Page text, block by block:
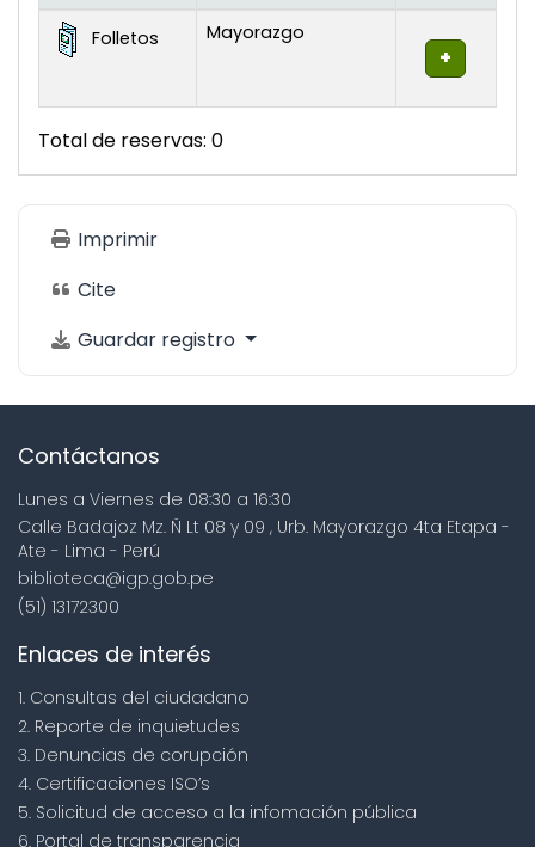
Existencias
Folletos Mayorazgo
Total de reservas: 0
Imprimir
Cite
Guardar registro
Contáctanos
Lunes a Viernes de 08:30 a 16:30
Calle Badajoz Mz. Ñ Lt 08 y 09 , Urb. Mayorazgo 4ta Etapa -
Ate - Lima - Perú
biblioteca@igp.gob.pe
(51) 13172300
Enlaces de interés
1. Consultas del ciudadano
2. Reporte de inquietudes
3. Denuncias de corupción
4. Certificaciones ISO’s
5. Solicitud de acceso a la infomación pública
6. Portal de transparencia